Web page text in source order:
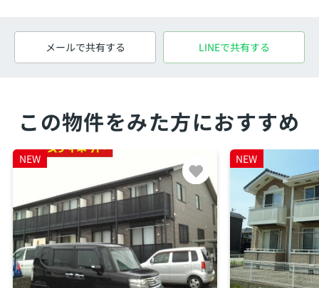
メールで共有する LINEで共有する
この物件をみた方におすすめ
NEW NEW